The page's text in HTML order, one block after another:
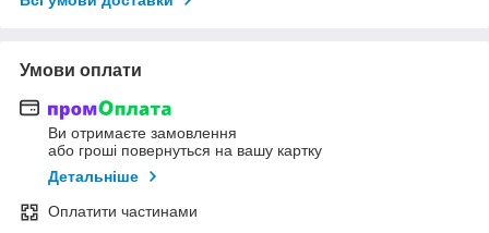
Умови оплати
Ви отримаєте замовлення
або гроші повернуться на вашу картку
Детальніше
Оплатити частинами